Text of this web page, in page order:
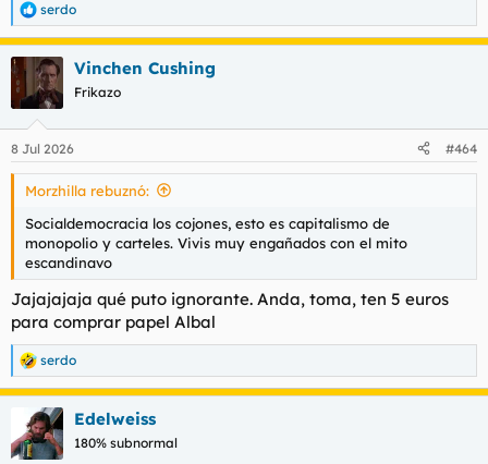
R
e
a
c
c
i
e
s
serdo
Vinchen Cushing
Frikazo
8 Jul 2026 #464
Morzhilla rebuznó:
Socialdemocracia los cojones, esto es capitalismo de
monopolio y carteles. Vivis muy engañados con el mito
escandinavo
Jajajajaja qué puto ignorante. Anda, toma, ten 5 euros
para comprar papel Albal
R
e
a
c
i
serdo
Edelweiss
180% subnormal